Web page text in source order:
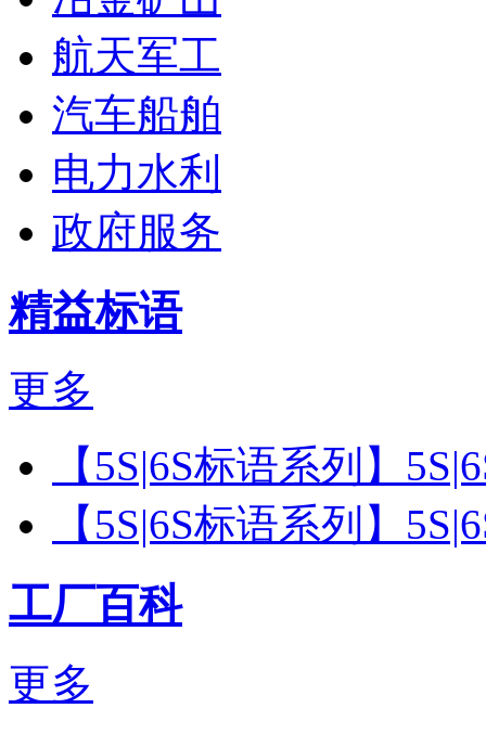
航天军工
汽车船舶
电力水利
政府服务
精益标语
更多
【5S|6S标语系列】
【5S|6S标语系列】
工厂百科
更多